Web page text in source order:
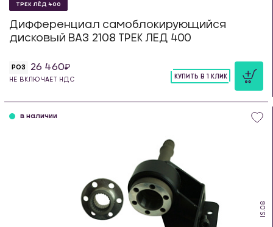
ТРЕК ЛЁД 400
Дифференциал самоблокирующийся
дисковый ВАЗ 2108 ТРЕК ЛЕД 400
РОЗ 26 460
НЕ ВКЛЮЧАЕТ НДС
КУПИТЬ В 1 КЛИК
IS.08
в наличии